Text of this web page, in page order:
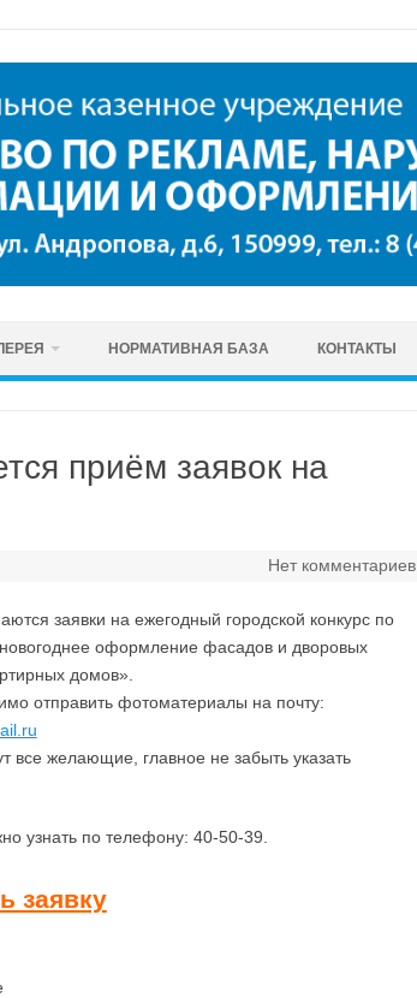
НОРМАТИВНАЯ БАЗА КОНТАКТЫ
приём заявок на
Нет комментариев
заявки на ежегодный городской конкурс по
оформление фасадов и дворовых
домов».
отправить фотоматериалы на почту:
все желающие, главное не забыть указать
узнать по телефону: 40-50-39.
заявку